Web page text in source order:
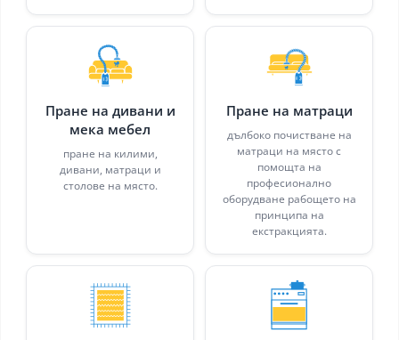
Пране на дивани и
мека мебел
пране на килими,
дивани, матраци и
столове на място.
Пране на матраци
дълбоко почистване на
матраци на място с
помощта на
професионално
оборудване рабощето на
принципа на
екстракцията.